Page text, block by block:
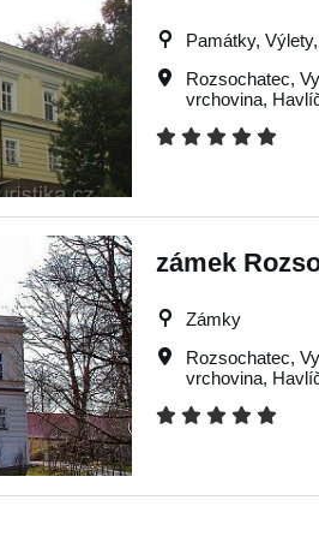
Památky,
Rozsochatec,
vrchovina,
zámek
Zámky
Rozsochatec,
vrchovina,